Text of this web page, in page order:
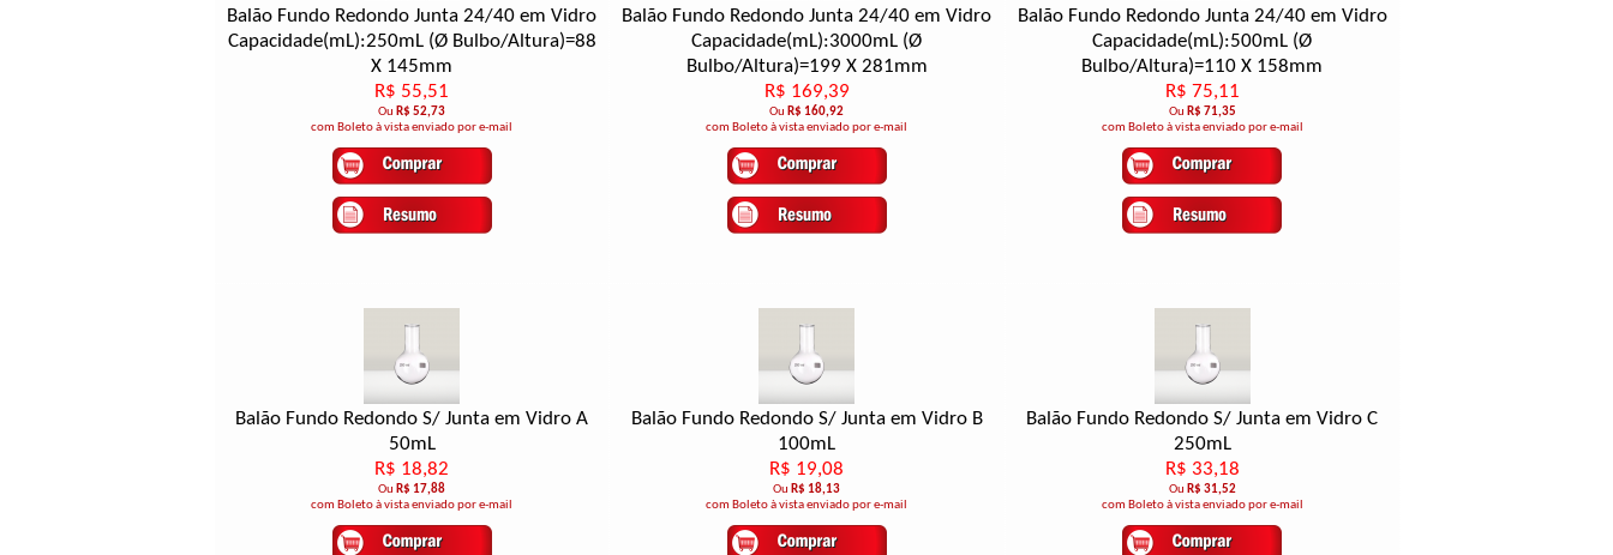
Balão Fundo Redondo Junta 24/40 em Vidro
Capacidade(mL):250mL (Ø Bulbo/Altura)=88
X 145mm
R$ 55,51
Ou R$ 52,73
com Boleto à vista enviado por e-mail
Balão Fundo Redondo Junta 24/40 em Vidro
Capacidade(mL):3000mL (Ø
Bulbo/Altura)=199 X 281mm
R$ 169,39
Ou R$ 160,92
com Boleto à vista enviado por e-mail
Balão Fundo Redondo Junta 24/40 em Vidro
Capacidade(mL):500mL (Ø
Bulbo/Altura)=110 X 158mm
R$ 75,11
Ou R$ 71,35
com Boleto à vista enviado por e-mail
Balão Fundo Redondo S/ Junta em Vidro A
50mL
R$ 18,82
Ou R$ 17,88
com Boleto à vista enviado por e-mail
Balão Fundo Redondo S/ Junta em Vidro B
100mL
R$ 19,08
Ou R$ 18,13
com Boleto à vista enviado por e-mail
Balão Fundo Redondo S/ Junta em Vidro C
250mL
R$ 33,18
Ou R$ 31,52
com Boleto à vista enviado por e-mail